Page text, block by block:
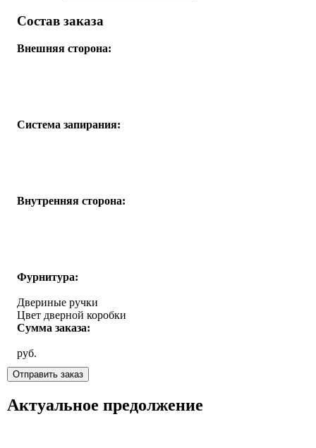
Состав заказа
Внешняя сторона:
Система запирания:
Внутренняя сторона:
Фурнитура:
Двериные ручки
Цвет дверной коробки
Сумма заказа:
руб.
Актуальное предолжение